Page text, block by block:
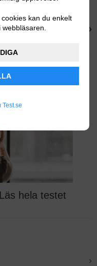
kan du enkelt
Test.se
›
hela testet
›